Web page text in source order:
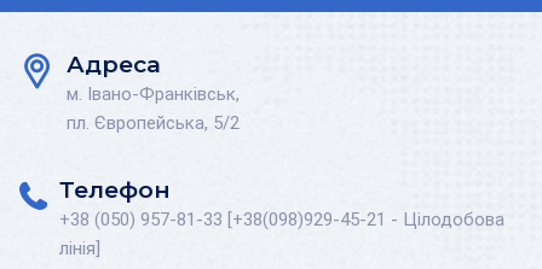
Адреса
м. Івано-Франківськ,
пл. Європейська, 5/2
Телефон
+38 (050) 957-81-33 [+38(098)929-45-21 - Цілодобова
лінія]